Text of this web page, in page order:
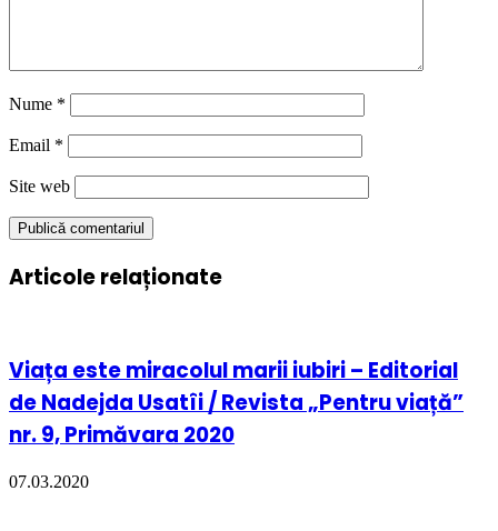
Nume *
Email *
Site web
Articole relaționate
Viața este miracolul marii iubiri – Editorial
de Nadejda Usatîi / Revista „Pentru viață”
nr. 9, Primăvara 2020
07.03.2020